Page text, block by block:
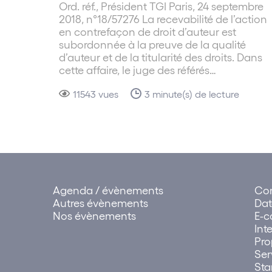
Rubrique « Droit social - France - Région
Classement Décideurs 2016
Rubrique « Contentieux à risque et droit
Classement Décideurs 2016
Rubrique « Droit social - France - Région
Rubrique « Représentation des dirigeants
Classement Décideurs 2013
Rubrique « Mobilité et expatriation » :
Ord. réf., Président TGI Paris, 24 septembre
2018, n°18/57276 La recevabilité de l’action
en contrefaçon de droit d’auteur est
subordonnée à la preuve de la qualité
d’auteur et de la titularité des droits. Dans
cette affaire, le juge des référés…
11543 vues 3 minute(s) de lecture
Agenda / évènements
Autres évènements
Nos évènements
E-